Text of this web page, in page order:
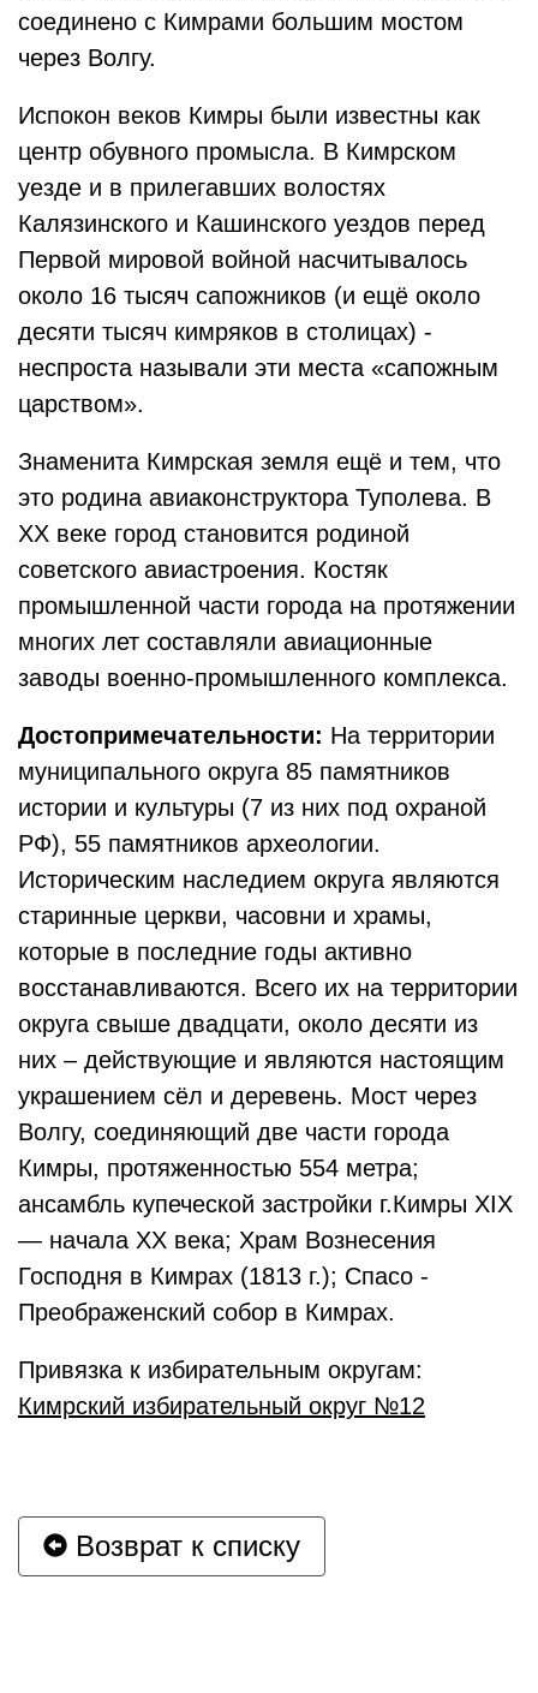
соединено с Кимрами большим мостом
через Волгу.
Испокон веков Кимры были известны как
центр обувного промысла. В Кимрском
уезде и в прилегавших волостях
Калязинского и Кашинского уездов перед
Первой мировой войной насчитывалось
около 16 тысяч сапожников (и ещё около
десяти тысяч кимряков в столицах) -
неспроста называли эти места «сапожным
царством».
Знаменита Кимрская земля ещё и тем, что
это родина авиаконструктора Туполева. В
ХХ веке город становится родиной
советского авиастроения. Костяк
промышленной части города на протяжении
многих лет составляли авиационные
заводы военно-промышленного комплекса.
Достопримечательности: На территории
муниципального округа 85 памятников
истории и культуры (7 из них под охраной
РФ), 55 памятников археологии.
Историческим наследием округа являются
старинные церкви, часовни и храмы,
которые в последние годы активно
восстанавливаются. Всего их на территории
округа свыше двадцати, около десяти из
них – действующие и являются настоящим
украшением сёл и деревень. Мост через
Волгу, соединяющий две части города
Кимры, протяженностью 554 метра;
ансамбль купеческой застройки г.Кимры XIX
— начала XX века; Храм Вознесения
Господня в Кимрах (1813 г.); Спасо -
Преображенский собор в Кимрах.
Привязка к избирательным округам:
Кимрский избирательный округ №12
Возврат к списку